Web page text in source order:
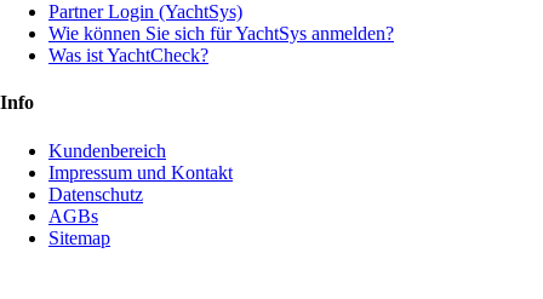
Partner Login (YachtSys)
Wie können Sie sich für YachtSys anmelden?
Was ist YachtCheck?
Info
Kundenbereich
Impressum und Kontakt
Datenschutz
AGBs
Sitemap